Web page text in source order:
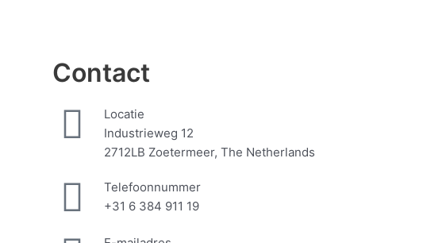
Contact
Locatie
Industrieweg 12
2712LB Zoetermeer, The Netherlands
Telefoonnummer
+31 6 384 911 19